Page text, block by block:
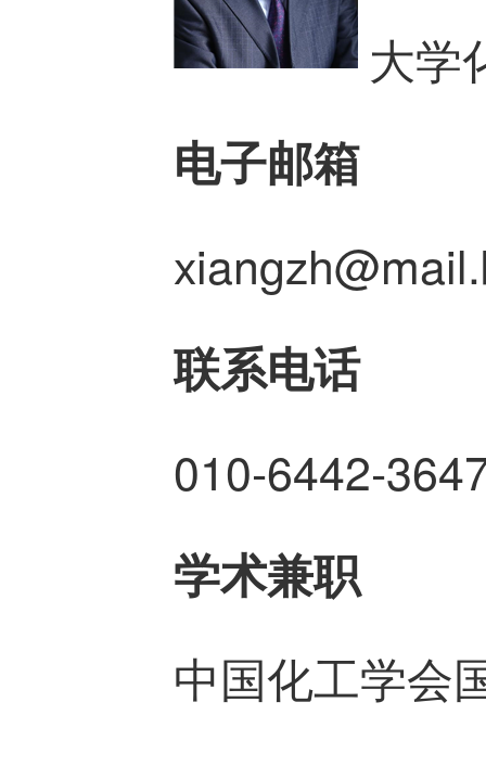
大学
电子邮箱
联系电话
010-6442-
学术兼职
中国化工学会